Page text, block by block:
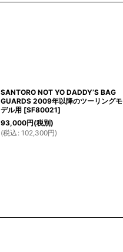
SANTORO NOT YO DADDY’S BAG
GUARDS 2009年以降のツーリングモ
デル用 [SF80021]
93,000円(税別)
(税込 : 102,300円)